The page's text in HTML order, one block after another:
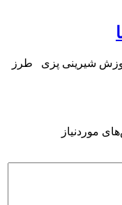
شیرینی پزی طرز
موردنیاز